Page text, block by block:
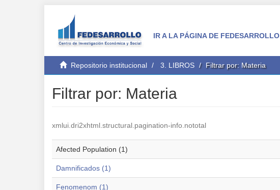
IR A LA PÁGINA DE FEDESARROLLO
Repositorio institucional 3. LIBROS Filtrar por: Materia
Filtrar por: Materia
xmlui.dri2xhtml.structural.pagination-info.nototal
Afected Population (1)
Damnificados (1)
Fenomenom (1)